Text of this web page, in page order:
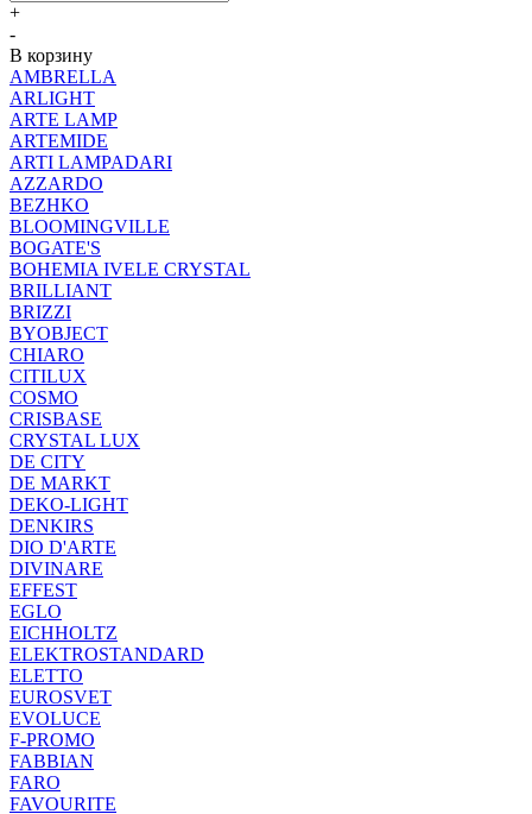
+
-
В корзину
AMBRELLA
ARLIGHT
ARTE LAMP
ARTEMIDE
ARTI LAMPADARI
AZZARDO
BEZHKO
BLOOMINGVILLE
BOGATE'S
BOHEMIA IVELE CRYSTAL
BRILLIANT
BRIZZI
BYOBJECT
CHIARO
CITILUX
COSMO
CRISBASE
CRYSTAL LUX
DE CITY
DE MARKT
DEKO-LIGHT
DENKIRS
DIO D'ARTE
DIVINARE
EFFEST
EGLO
EICHHOLTZ
ELEKTROSTANDARD
ELETTO
EUROSVET
EVOLUCE
F-PROMO
FABBIAN
FARO
FAVOURITE